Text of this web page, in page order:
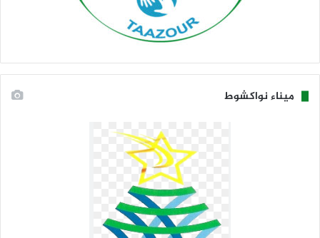
ميناء نواكشوط